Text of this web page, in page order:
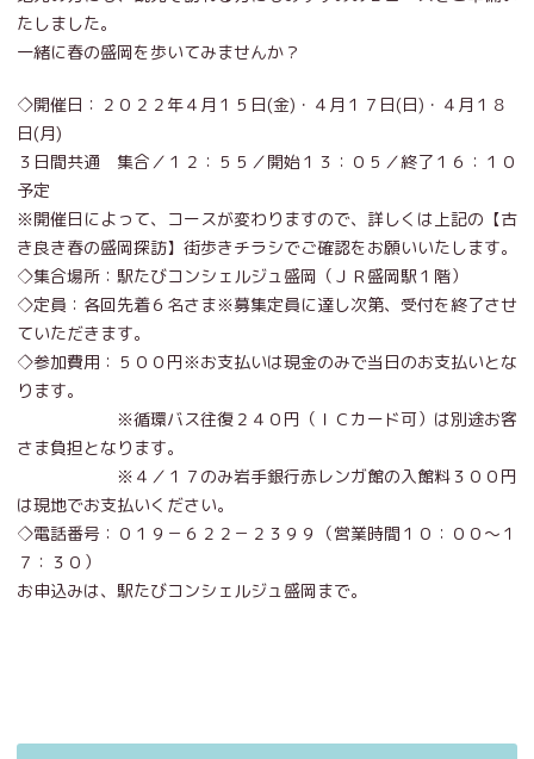
たしました。
一緒に春の盛岡を歩いてみませんか？
◇開催日：２０２２年４月１５日(金)・４月１７日(日)・４月１８
日(月)
３日間共通 集合／１２：５５／開始１３：０５／終了１６：１０
予定
※開催日によって、コースが変わりますので、詳しくは上記の【古
き良き春の盛岡探訪】街歩きチラシでご確認をお願いいたします。
◇集合場所：駅たびコンシェルジュ盛岡（ＪＲ盛岡駅１階）
◇定員：各回先着６名さま※募集定員に達し次第、受付を終了させ
ていただきます。
◇参加費用：５００円※お支払いは現金のみで当日のお支払いとな
ります。
※循環バス往復２４０円（ＩＣカード可）は別途お客
さま負担となります。
※４／１７のみ岩手銀行赤レンガ館の入館料３００円
は現地でお支払いください。
◇電話番号：０１９－６２２－２３９９（営業時間１０：００～１
７：３０）
お申込みは、駅たびコンシェルジュ盛岡まで。